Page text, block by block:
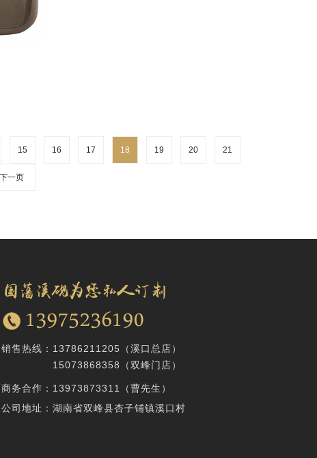
15 16 17 18 19 20 21
下一页
销售热线： 13786211205（溪口总店）
15073868358
（双峰门店）
商务合作： 13973873311（曹先生）
公司地址：湖南省双峰县杏子铺镇溪口村